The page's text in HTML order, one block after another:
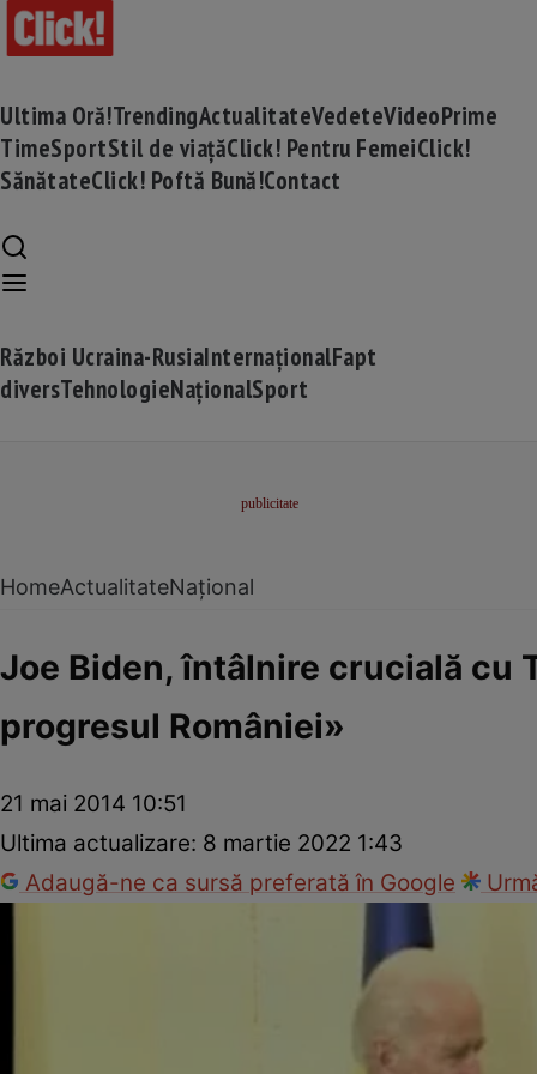
Ultima Oră!TrendingActualitateVedeteVideoPrime
TimeSportStil de viațăClick! Pentru FemeiClick!
SănătateClick! Poftă Bună!Contact
Război Ucraina-RusiaInternaționalFapt
diversTehnologieNaționalSport
HomeActualitateNațional
Joe Biden, întâlnire crucială cu
progresul României»
21 mai 2014 10:51
Ultima actualizare: 8 martie 2022 1:43
Adaugă-ne ca sursă preferată în Google